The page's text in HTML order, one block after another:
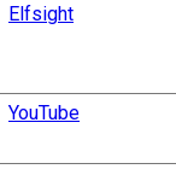
Elfsight
YouTube